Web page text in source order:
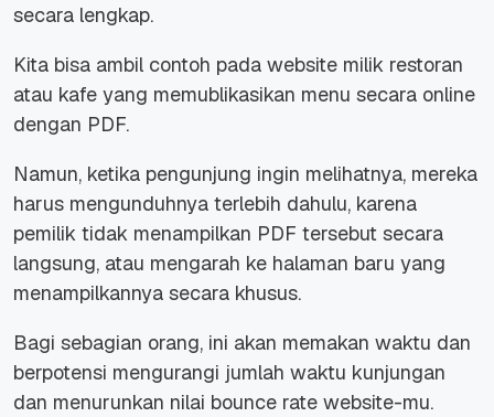
secara lengkap.
Kita bisa ambil contoh pada website milik restoran
atau kafe yang memublikasikan menu secara online
dengan PDF.
Namun, ketika pengunjung ingin melihatnya, mereka
harus mengunduhnya terlebih dahulu, karena
pemilik tidak menampilkan PDF tersebut secara
langsung, atau mengarah ke halaman baru yang
menampilkannya secara khusus.
Bagi sebagian orang, ini akan memakan waktu dan
berpotensi mengurangi jumlah waktu kunjungan
dan menurunkan nilai bounce rate website-mu.